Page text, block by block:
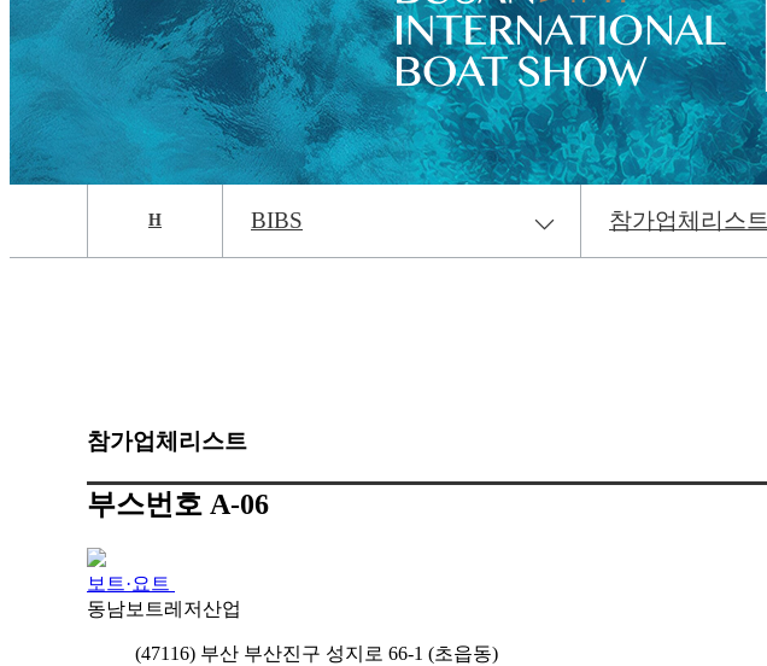
H BIBS 참가업체리스트
참가업체리스트
부스번호 A-06
보트·요트
동남보트레저산업
(47116) 부산 부산진구 성지로 66-1 (초읍동)